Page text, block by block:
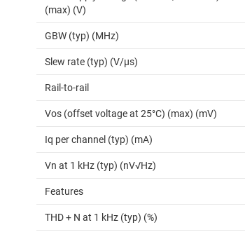
(max) (V)
GBW (typ) (MHz)
Slew rate (typ) (V/µs)
Rail-to-rail
Vos (offset voltage at 25°C) (max) (mV)
Iq per channel (typ) (mA)
Vn at 1 kHz (typ) (nV√Hz)
Features
THD + N at 1 kHz (typ) (%)